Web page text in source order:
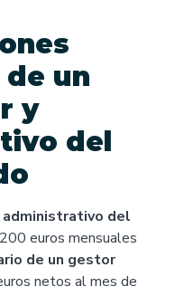
un
y
del
del
euros mensuales
de un gestor
netos al mes de